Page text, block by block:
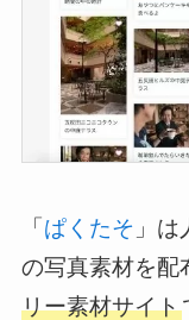
「ぱくたそ 」
の写真素材を配
リー素材サイト